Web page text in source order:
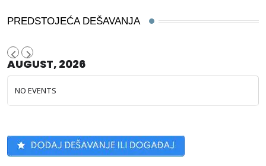
PREDSTOJEĆA DEŠAVANJA
AUGUST, 2026
NO EVENTS